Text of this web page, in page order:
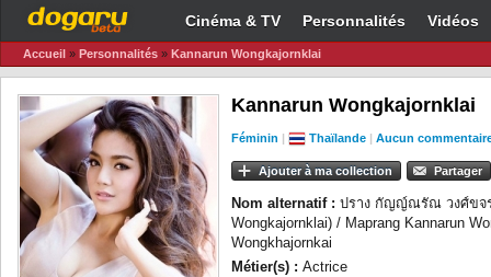
Cinéma & TV Personnalités Vidéos
Accueil » Personnalités » Kannarun Wongkajornklai
Kannarun Wongkajornklai
Féminin | Thaïlande | Aucun
Ajouter à ma collection Partager
Nom alternatif : ปราง กัญญ์ณรัณ วงศ์ขจร
Wongkajornklai) / Maprang Kannarun
Wongkhajornkai
Métier(s) : Actrice